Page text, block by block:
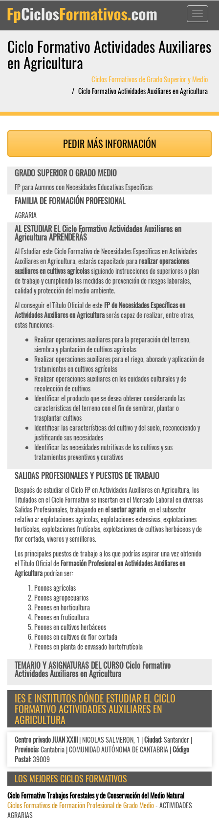
Toggle
Ciclo Formativo Actividades Auxiliares
en Agricultura
Ciclos Formativos de Grado Superior y Medio
Ciclo Formativo Actividades Auxiliares en Agricultura
PEDIR MÁS INFORMACIÓN
GRADO SUPERIOR O GRADO MEDIO
FP para Aumnos con Necesidades Educativas Específicas
FAMILIA DE FORMACIÓN PROFESIONAL
AGRARIA
AL ESTUDIAR EL Ciclo Formativo Actividades Auxiliares en
Agricultura APRENDERÁS
Al Estudiar este Ciclo Formativo de Necesidades Específicas en Actividades
Auxiliares en Agricultura, estarás capacitado pararealizar operaciones
auxiliares en cultivos agrícolassiguiendo instrucciones de superiores o plan
de trabajo y cumpliendo las medidas de prevención de riesgos laborales,
calidad y protección del medio ambiente.
Al conseguir el Título Oficial de esteFP de Necesidades Específicas en
Actividades Auxiliares en Agriculturaserás capaz de realizar, entre otras,
estas funciones:
Realizar operaciones auxiliares para la preparación del terreno,
siembra y plantación de cultivos agrícolas
Realizar operaciones auxiliares para el riego, abonado y aplicación de
tratamientos en cultivos agrícolas
Realizar operaciones auxiliares en los cuidados culturales y de
recolección de cultivos
Identificar el producto que se desea obtener considerando las
características del terreno con el fin de sembrar, plantar o
trasplantar cultivos
Identificar las características del cultivo y del suelo, reconociendo y
justificando sus necesidades
Identificar las necesidades nutritivas de los cultivos y sus
tratamientos preventivos y curativos
SALIDAS PROFESIONALES Y PUESTOS DE TRABAJO
Después de estudiar el Ciclo FP en Actividades Auxiliares en Agricultura, los
Titulados en el Ciclo Formativo se insertan en el Mercado Laboral en diversas
Salidas Profesionales, trabajando enel sector agrario, en el subsector
relativo a: explotaciones agrícolas, explotaciones extensivas, explotaciones
hortícolas, explotaciones frutícolas, explotaciones de cultivos herbáceos y de
flor cortada, viveros y semilleros.
Los principales puestos de trabajo a los que podrías aspirar una vez obtenido
el Título Oficial deFormación Profesional en Actividades Auxiliares en
Agriculturapodrían ser:
Peones agrícolas
Peones agropecuarios
Peones en horticultura
Peones en fruticultura
Peones en cultivos herbáceos
Peones en cultivos de flor cortada
Peones en planta de envasado hortofrutícola
TEMARIO Y ASIGNATURAS DEL CURSO Ciclo Formativo
Actividades Auxiliares en Agricultura
IES E INSTITUTOS DÓNDE ESTUDIAR EL CICLO
FORMATIVO ACTIVIDADES AUXILIARES EN
AGRICULTURA
Centro privado JUAN XXIII| NICOLAS SALMERON, 1 |Ciudad:Santander |
Provincia:Cantabria | COMUNIDAD AUTÓNOMA DE CANTABRIA |Código
Postal:39009
LOS MEJORES CICLOS FORMATIVOS
Ciclo Formativo Trabajos Forestales y de Conservación del Medio Natural
Ciclos Formativos de Formación Profesional de Grado Medio- ACTIVIDADES
AGRARIAS